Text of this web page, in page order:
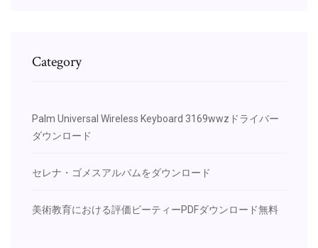
Category
Palm Universal Wireless Keyboard 3169wwzドライバー
ダウンロード
セレナ・ゴメスアルバムをダウンロード
美術教育における評価ビーティーPDFダウンロード無料